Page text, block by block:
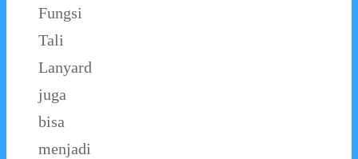
Fungsi
Tali
Lanyard
juga
bisa
menjadi